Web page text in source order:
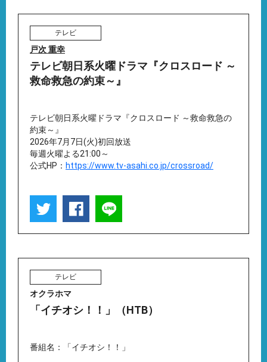
テレビ
戸次 重幸
テレビ朝日系火曜ドラマ『クロスロード ～
救命救急の約束～』
テレビ朝日系火曜ドラマ『クロスロード ～救命救急の
約束～』
2026年7月7日(火)初回放送
毎週火曜よる21:00～
公式HP： https://www.tv-asahi.co.jp/crossroad/
テレビ
オクラホマ
「イチオシ！！」（HTB）
番組名：「イチオシ！！」